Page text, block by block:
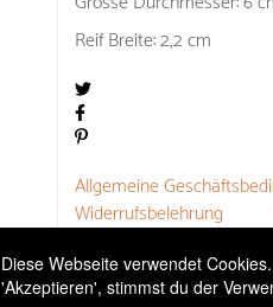
Reif Breite: 2,2 cm
Allgemeine
Widerrufsbelehrung
Diese Webseite verwendet
'Akzeptieren', stimmst du der